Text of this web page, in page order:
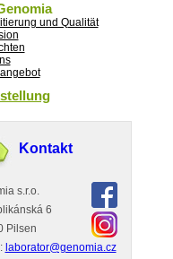
und Qualität
Kontakt
s.r.o.
6
Pilsen
laborator@genomia.cz